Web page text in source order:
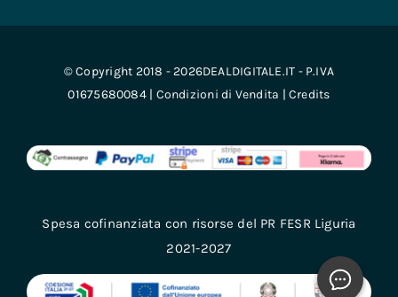
© Copyright 2018 - 2026DEALDIGITALE.IT - P.IVA
01675680084 | Condizioni di Vendita | Credits
Spesa cofinanziata con risorse del PR FESR Liguria
2021-2027